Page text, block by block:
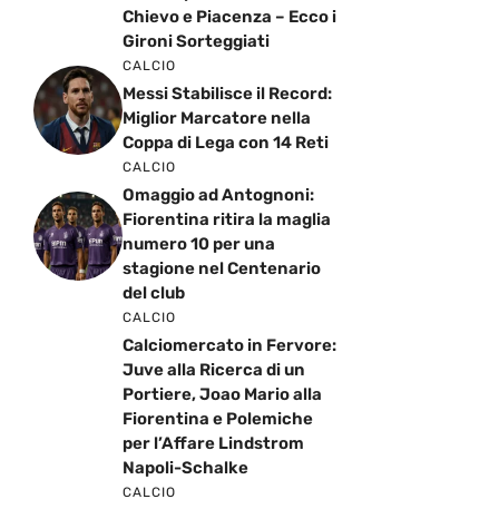
Chievo e Piacenza – Ecco i
Gironi Sorteggiati
CALCIO
Messi Stabilisce il Record:
Miglior Marcatore nella
Coppa di Lega con 14 Reti
CALCIO
Omaggio ad Antognoni:
Fiorentina ritira la maglia
numero 10 per una
stagione nel Centenario
del club
CALCIO
Calciomercato in Fervore:
Juve alla Ricerca di un
Portiere, Joao Mario alla
Fiorentina e Polemiche
per l’Affare Lindstrom
Napoli-Schalke
CALCIO